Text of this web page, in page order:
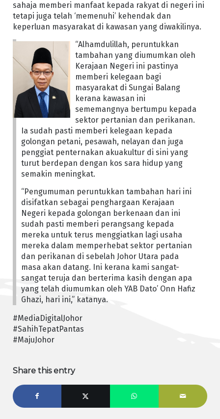
sahaja memberi manfaat kepada rakyat di negeri ini
tetapi juga telah ‘memenuhi’ kehendak dan
keperluan masyarakat di kawasan yang diwakilinya.
“Alhamdulillah, peruntukkan
tambahan yang diumumkan oleh
Kerajaan Negeri ini pastinya
memberi kelegaan bagi
masyarakat di Sungai Balang
kerana kawasan ini
sememangnya bertumpu kepada
sektor pertanian dan perikanan.
Ia sudah pasti memberi kelegaan kepada
golongan petani, pesawah, nelayan dan juga
penggiat penternakan akuakultur di sini yang
turut berdepan dengan kos sara hidup yang
semakin meningkat.
“Pengumuman peruntukkan tambahan hari ini
disifatkan sebagai penghargaan Kerajaan
Negeri kepada golongan berkenaan dan ini
sudah pasti memberi perangsang kepada
mereka untuk terus menggiatkan lagi usaha
mereka dalam memperhebat sektor pertanian
dan perikanan di sebelah Johor Utara pada
masa akan datang. Ini kerana kami sangat-
sangat teruja dan berterima kasih dengan apa
yang telah diumumkan oleh YAB Dato’ Onn Hafiz
Ghazi, hari ini,” katanya.
#MediaDigitalJohor
#SahihTepatPantas
#MajuJohor
Share this entry